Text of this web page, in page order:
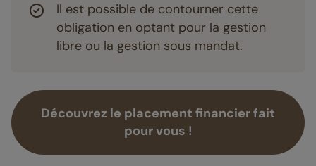
Il est possible de contourner cette
obligation en optant pour la gestion
libre ou la gestion sous mandat.
Découvrez le placement financier fait
pour vous !